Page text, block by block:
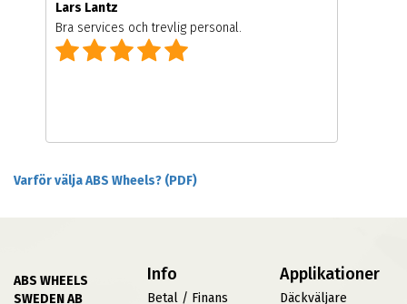
Lars Lantz
Bra services och trevlig personal.
Varför välja ABS Wheels? (PDF)
ABS WHEELS
SWEDEN AB
Info
Betal / Finans
Applikationer
Däckväljare